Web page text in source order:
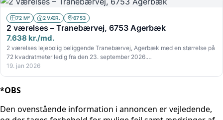
72 M² 2 VÆR. 6753
2 værelses – Tranebærvej, 6753 Agerbæk
7.638 kr./md.
2 værelses lejebolig beliggende Tranebærvej, Agerbæk med en størrelse på
72 kvadratmeter ledig fra den 23. september 2026.…
19. jan 2026
*OBS
Den ovenstående information i annoncen er vejledende,